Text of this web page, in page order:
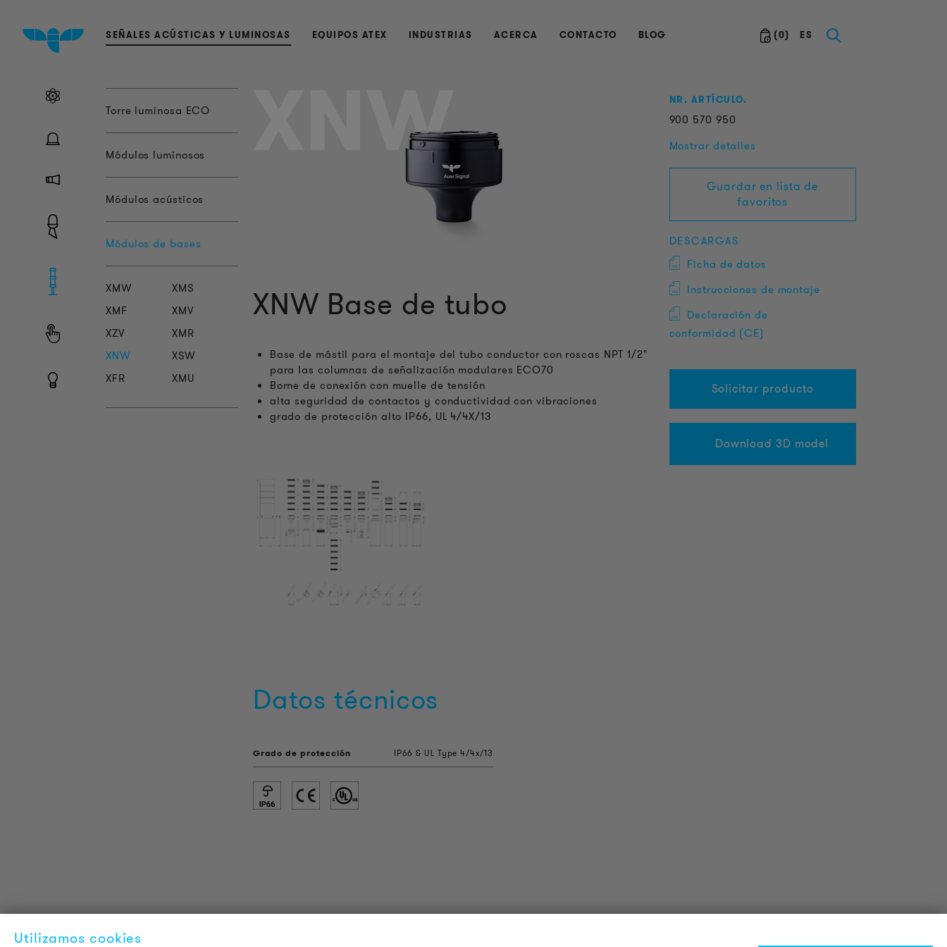
(0) ES
SEÑALES ACÚSTICAS Y LUMINOSAS EQUIPOS ATEX INDUSTRIAS ACERCA CONTACTO BLOG
Torre luminosa ECO
Módulos luminosos
Módulos acústicos
Módulos de bases
XMW
XMS
XMF
XMV
XZV
XMR
XNW
XSW
XFR
XMU
XNW NR. ARTÍCULO.
900 570 950
Mostrar detalles
Guardar en lista de
favoritos
DESCARGAS
Ficha de datos
Instrucciones de montaje
Declaración de
conformidad (CE)
Solicitar producto
Download 3D model
XNW Base de tubo
Base de mástil para el montaje del tubo conductor con roscas NPT 1/2"
para las columnas de señalización modulares ECO70
Borne de conexión con muelle de tensión
alta seguridad de contactos y conductividad con vibraciones
grado de protección alto IP66, UL 4/4X/13
Datos técnicos
Grado de protección IP66 & UL Type 4/4x/13
INFORMACIÓN DEL PRODUCTO
Utilizamos cookies